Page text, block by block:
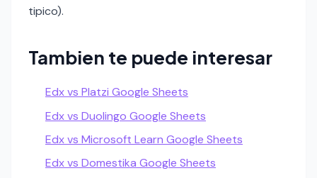
tipico).
Tambien te puede interesar
Edx vs Platzi Google Sheets
Edx vs Duolingo Google Sheets
Edx vs Microsoft Learn Google Sheets
Edx vs Domestika Google Sheets